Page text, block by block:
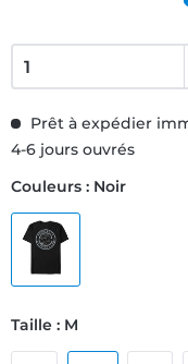
Prêt à expédier
4-6 jours ouvrés
Couleurs : Noir
Taille : M